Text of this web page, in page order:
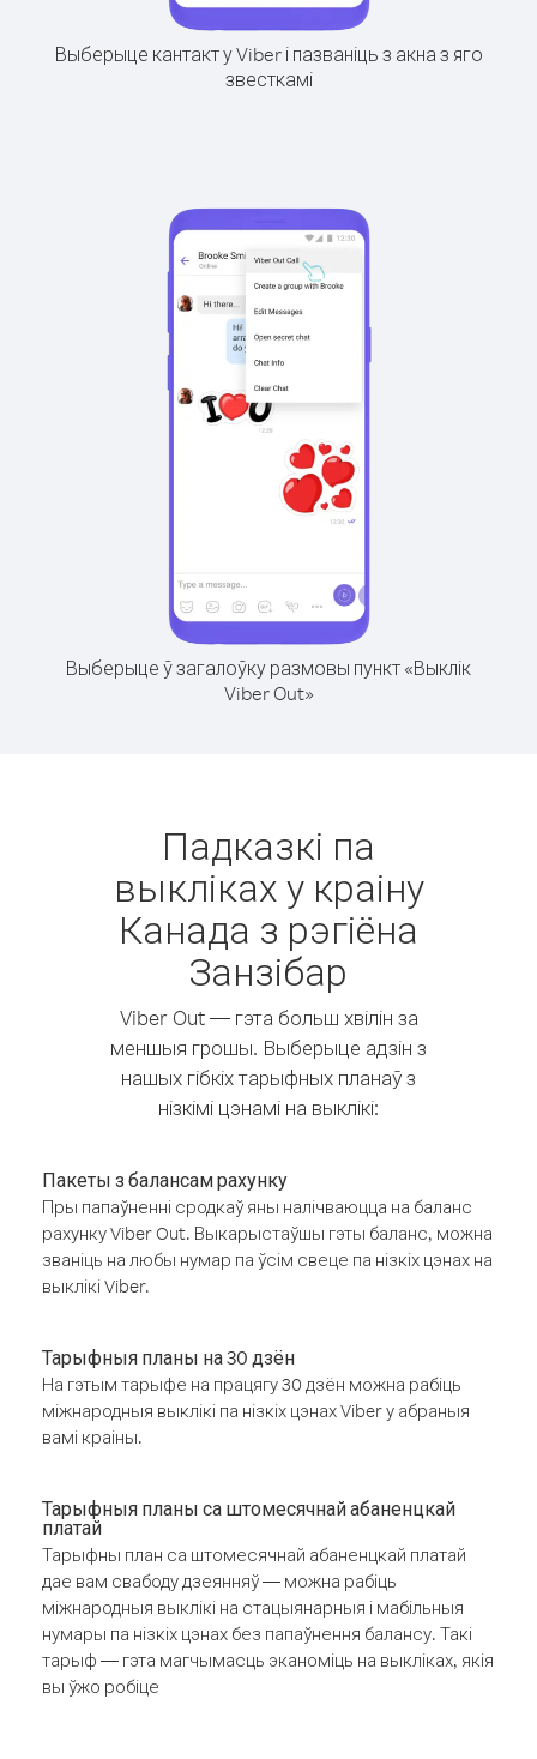
Выберыце кантакт у Viber і пазваніць з акна з яго
звесткамі
Выберыце ў загалоўку размовы пункт «Выклік
Viber Out»
Падказкі па
выкліках у краіну
Канада з рэгіёна
Занзібар
Viber Out — гэта больш хвілін за
меншыя грошы. Выберыце адзін з
нашых гібкіх тарыфных планаў з
нізкімі цэнамі на выклікі:
Пакеты з балансам рахунку
Пры папаўненні сродкаў яны налічваюцца на баланс
рахунку Viber Out. Выкарыстаўшы гэты баланс, можна
званіць на любы нумар па ўсім свеце па нізкіх цэнах на
выклікі Viber.
Тарыфныя планы на 30 дзён
На гэтым тарыфе на працягу 30 дзён можна рабіць
міжнародныя выклікі па нізкіх цэнах Viber у абраныя
вамі краіны.
Тарыфныя планы са штомесячнай абаненцкай
платай
Тарыфны план са штомесячнай абаненцкай платай
дае вам свабоду дзеянняў — можна рабіць
міжнародныя выклікі на стацыянарныя і мабільныя
нумары па нізкіх цэнах без папаўнення балансу. Такі
тарыф — гэта магчымасць эканоміць на выкліках, якія
вы ўжо робіце